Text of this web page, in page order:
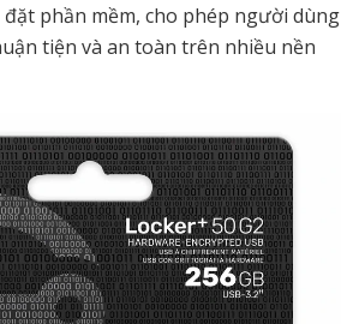
đặt phần mềm, cho phép người dùng
tiện và an toàn trên nhiều nền